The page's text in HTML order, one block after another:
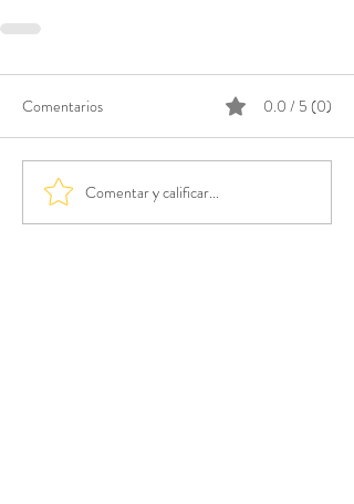
Comentarios 0.0 / 5 (0)
Comentar y calificar...